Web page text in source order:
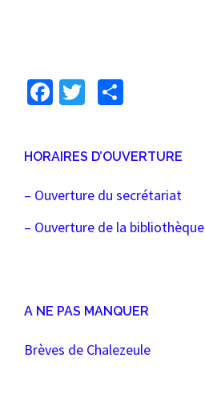
Facebook
Twitter
HORAIRES D’OUVERTURE
– Ouverture du secrétariat
– Ouverture de la bibliothèque
A NE PAS MANQUER
Brèves de Chalezeule